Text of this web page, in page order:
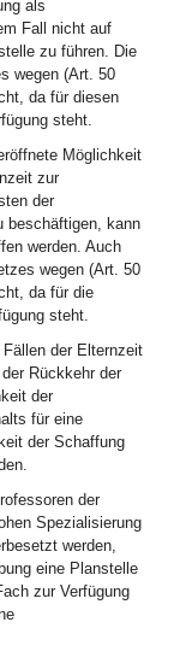
als
Fall nicht auf
zu führen. Die
wegen (Art. 50
da für diesen
steht.
Möglichkeit
zur
der
beschäftigen, kann
werden. Auch
wegen (Art. 50
da für die
steht.
der Elternzeit
Rückkehr der
der
für eine
der Schaffung
der
Spezialisierung
werden,
eine Planstelle
zur Verfügung